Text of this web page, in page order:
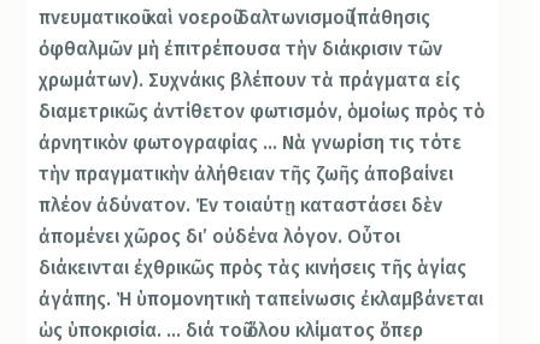
πνευματικοῦ καὶ νοεροῦ δαλτωνισμοῦ (πάθησις
ὀφθαλμῶν μὴ ἐπιτρέπουσα τὴν διάκρισιν τῶν
χρωμάτων). Συχνάκις βλέπουν τὰ πράγματα εἰς
διαμετρικῶς ἀντίθετον φωτισμόν, ὁμοίως πρὸς τὸ
ἀρνητικὸν φωτογραφίας … Νὰ γνωρίση τις τότε
τὴν πραγματικὴν ἀλήθειαν τῆς ζωῆς ἀποβαίνει
πλέον ἀδύνατον. Ἐν τοιαύτῃ καταστάσει δὲν
ἀπομένει χῶρος δι’ οὐδένα λόγον. Οὗτοι
διάκεινται ἐχθρικῶς πρὸς τὰς κινήσεις τῆς ἁγίας
ἀγάπης. Ἡ ὑπομονητικὴ ταπείνωσις ἐκλαμβάνεται
ὡς ὑποκρισία. … διά τοῦ ὅλου κλίματος ὅπερ